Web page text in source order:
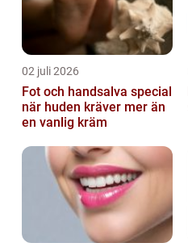
02 juli 2026
Fot och handsalva special
när huden kräver mer än
en vanlig kräm